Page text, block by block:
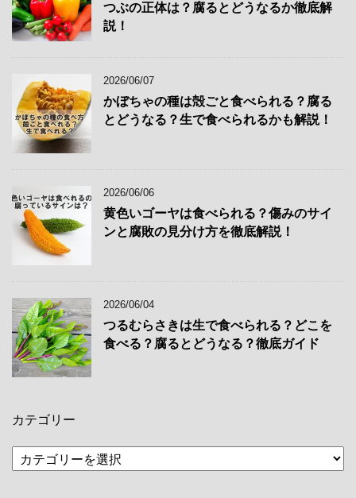
つぶの正体は？腐るとどうなるか徹底解
説！
2026/06/07
かぼちゃの種は殻ごと食べられる？腐る
とどうなる？生で食べられるかも解説！
2026/06/06
黄色いゴーヤは食べられる？傷みのサイ
ンと腐敗の見分け方を徹底解説！
2026/06/04
つるむらさきは生で食べられる？どこを
食べる？腐るとどうなる？徹底ガイド
カテゴリー
テ